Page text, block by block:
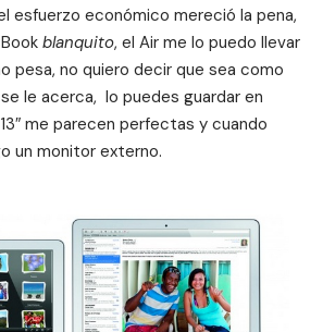
esfuerzo económico mereció la pena,
blanquito, el Air me lo puedo llevar
pesa, no quiero decir que sea como
le acerca, lo puedes guardar en
me parecen perfectas y cuando
un monitor externo.